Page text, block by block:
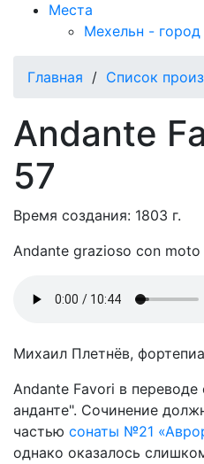
Места
Мехельн -
Главная / Список
Andante
57
Время создания: 1803 г.
Andante grazioso con moto
Михаил Плетнёв,
Andante Favori в
анданте". Сочинение
частью сонаты №21
однако оказалось